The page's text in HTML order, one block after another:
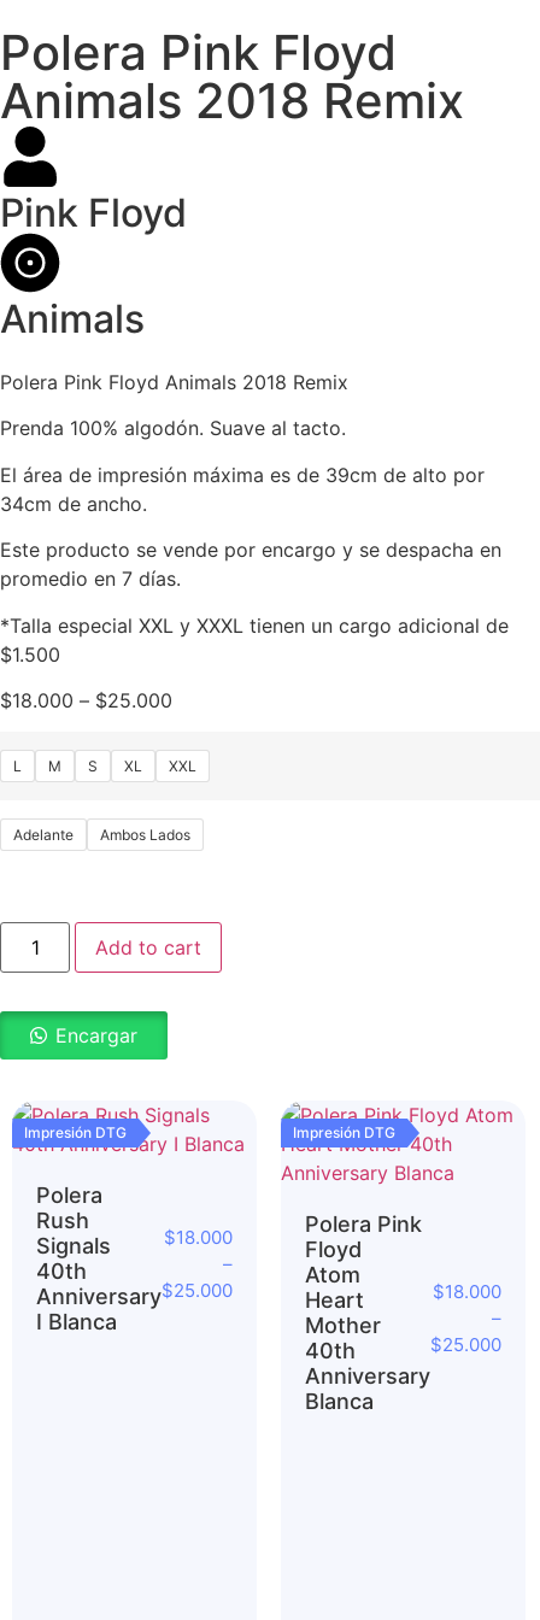
Polera Pink Floyd
Animals 2018 Remix
Pink Floyd
Animals
Polera Pink Floyd Animals 2018 Remix
Prenda 100% algodón. Suave al tacto.
El área de impresión máxima es de 39cm de alto por
34cm de ancho.
Este producto se vende por encargo y se despacha en
promedio en 7 días.
*Talla especial XXL y XXXL tienen un cargo adicional de
$1.500
$18.000 – $25.000
L M S XL XXL
Adelante Ambos Lados
Add to cart
Encargar
Impresión DTG
Polera
Rush
Signals
40th
Anniversary
I Blanca
$18.000
–
$25.000
Impresión DTG
Polera Pink
Floyd
Atom
Heart
Mother
40th
Anniversary
Blanca
$18.000
–
$25.000